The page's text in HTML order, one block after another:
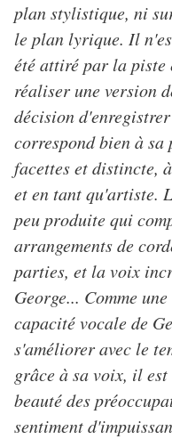
plan stylistique, ni
le plan lyrique. Il
été attiré par la piste
réaliser une version
décision
correspond bien à
facettes et distincte,
et en tant qu'artiste.
peu produite qui
arrangements de
parties, et la voix
George... Comme
capacité vocale de
s'améliorer avec le
grâce à sa voix, il
beauté des
sentiment